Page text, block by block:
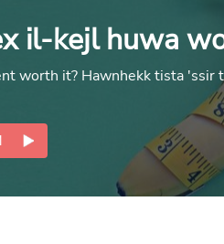
il-kejl huwa
worth it? Hawnhekk tista 'ssir